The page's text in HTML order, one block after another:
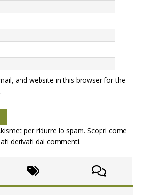
and website in this browser for the
per ridurre lo spam. Scopri come
derivati dai commenti.